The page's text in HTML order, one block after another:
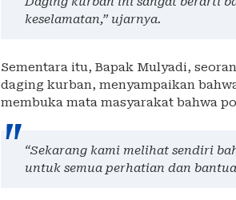
keselamatan,” ujarnya.
Sementara itu, Bapak Mulyadi,
daging kurban, menyampaikan
membuka mata masyarakat bahwa
“Sekarang kami melihat sendiri
untuk semua perhatian dan